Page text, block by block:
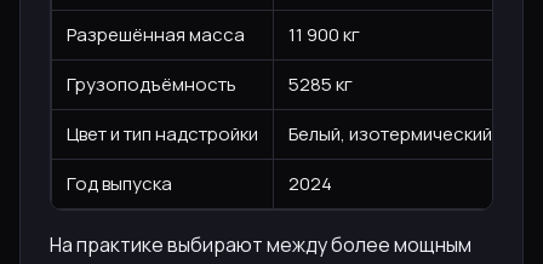
Разрешённая масса
11 900 кг
Грузоподъёмность
5285 кг
Цвет и тип надстройки
Белый, изотермический
Год выпуска
2024
На практике выбирают между более мощным